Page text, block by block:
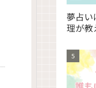
夢占い
理が教